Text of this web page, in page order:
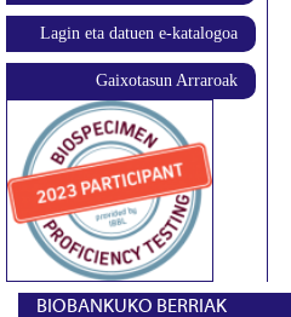
Lagin eta datuen e-katalogoa
Gaixotasun Arraroak
BIOBANKUKO BERRIAK